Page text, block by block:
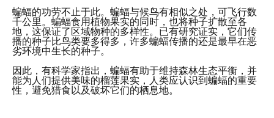
蝙蝠的功劳不止于此。蝙蝠与候鸟有相似之处，可飞行数
千公里。蝙蝠食用植物果实的同时，也将种子扩散至各
地，这保证了区域物种的多样性。已有研究证实，它们传
播的种子比鸟类要多得多，许多蝙蝠传播的还是最早在恶
劣环境中生长的种子。
因此，有科学家指出，蝙蝠有助于维持森林生态平衡，并
能为人们提供美味的榴莲果实，人类应认识到蝙蝠的重要
性，避免猎食以及破坏它们的栖息地。